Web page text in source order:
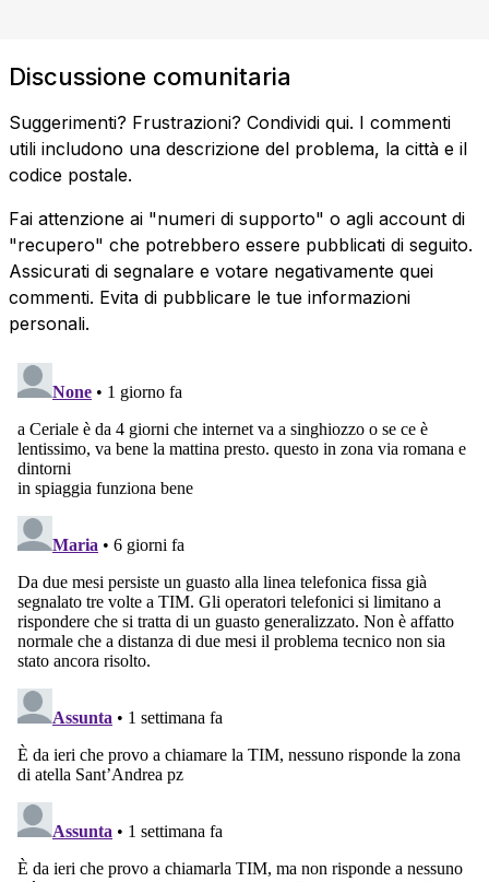
Discussione comunitaria
Suggerimenti? Frustrazioni? Condividi qui. I commenti
utili includono una descrizione del problema, la città e il
codice postale.
Fai attenzione ai "numeri di supporto" o agli account di
"recupero" che potrebbero essere pubblicati di seguito.
Assicurati di segnalare e votare negativamente quei
commenti. Evita di pubblicare le tue informazioni
personali.